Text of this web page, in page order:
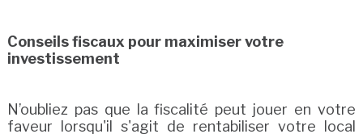
Conseils fiscaux pour maximiser votre
investissement
N’oubliez pas que la fiscalité peut jouer en votre
faveur lorsqu'il s'agit de rentabiliser votre local